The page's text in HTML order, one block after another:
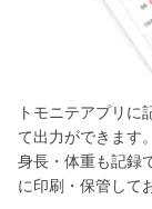
トモニテアプリに
て出力ができます。
身長・体重も記録
に印刷・保管して